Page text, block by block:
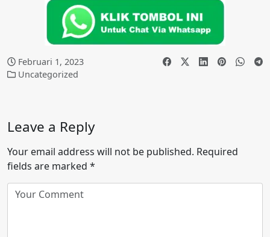
Februari 1, 2023
Uncategorized
Leave a Reply
Your email address will not be published. Required
fields are marked *